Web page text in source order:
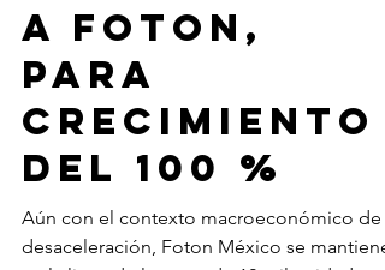
Redacción
Reestructur
a FOTON,
para